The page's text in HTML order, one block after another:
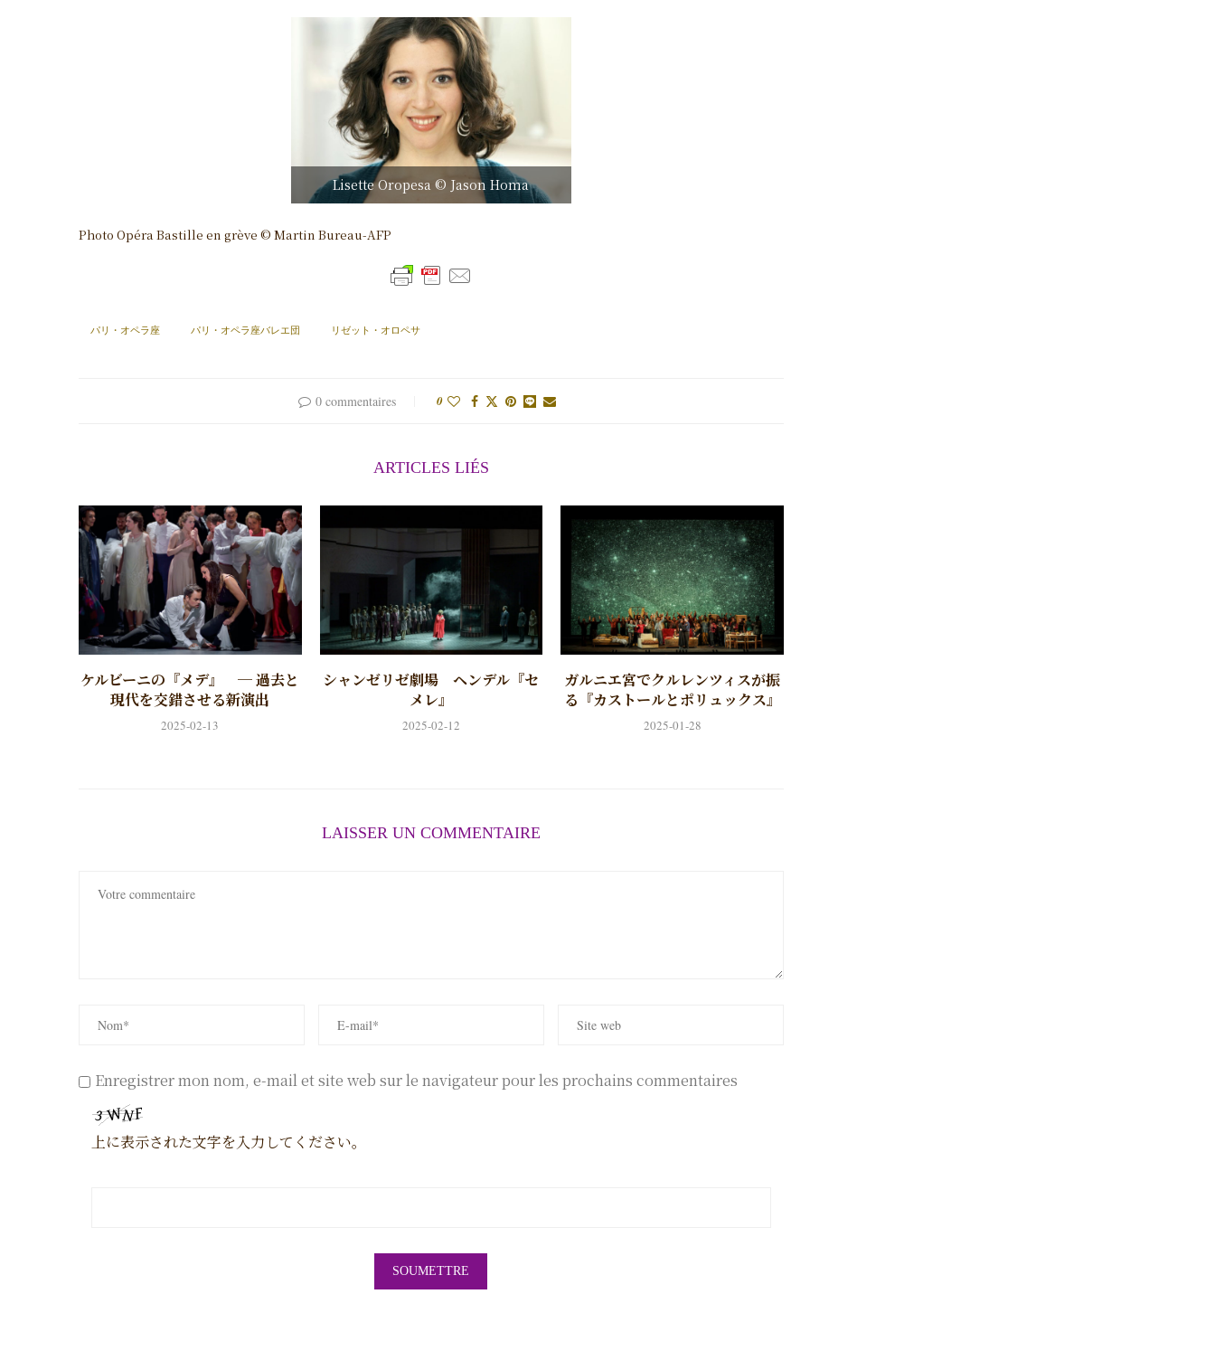
Lisette Oropesa © Jason Homa
Photo Opéra Bastille en grève © Martin Bureau-AFP
パリ・オペラ座 パリ・オペラ座バレエ団 リゼット・オロペサ
0 commentaires 0
ARTICLES LIÉS
ケルビーニの『メデ』 ─ 過去と
現代を交錯させる新演出
2025-02-13
シャンゼリゼ劇場 ヘンデル『セ
メレ』
2025-02-12
ガルニエ宮でクルレンツィスが振
る『カストールとポリュックス』
2025-01-28
LAISSER UN COMMENTAIRE
Enregistrer mon nom, e-mail et site web sur le navigateur pour les prochains commentaires
上に表示された文字を入力してください。